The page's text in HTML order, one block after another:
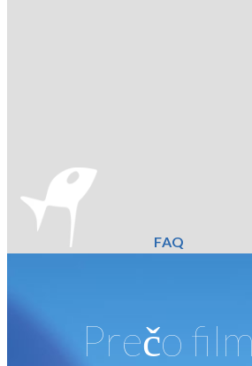
FAQ
Prečo